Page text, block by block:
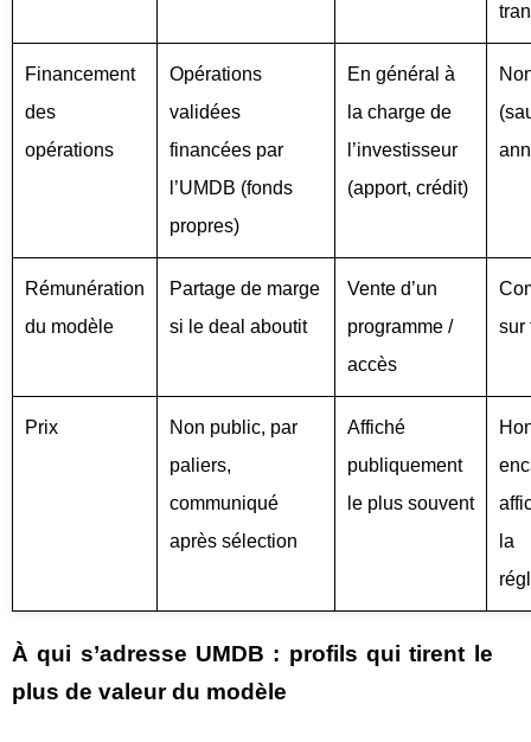
Financement
des
opérations
Opérations
validées
financées par
l’UMDB (fonds
propres)
En général à
la charge de
l’investisseur
(apport, crédit)
Rémunération
du modèle
Partage de marge
si le deal aboutit
Vente d’un
programme /
accès
sur
Prix
Non public, par
paliers,
communiqué
après sélection
Affiché
publiquement
le plus souvent
la
À qui s’adresse UMDB : profils qui tirent le
plus de valeur du modèle